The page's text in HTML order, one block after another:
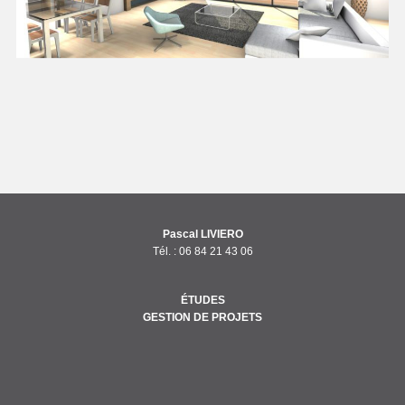
Pascal LIVIERO
Tél. : 06 84 21 43 06
ÉTUDES
GESTION DE PROJETS